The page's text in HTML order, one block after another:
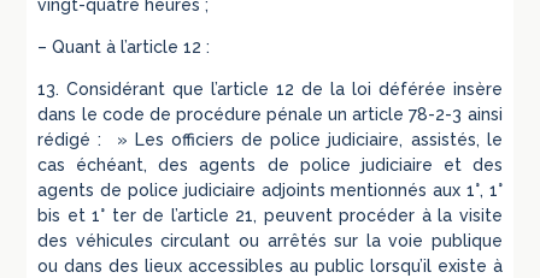
vingt-quatre heures ;
– Quant à l’article 12 :
13. Considérant que l’article 12 de la loi déférée insère
dans le code de procédure pénale un article 78-2-3 ainsi
rédigé : » Les officiers de police judiciaire, assistés, le
cas échéant, des agents de police judiciaire et des
agents de police judiciaire adjoints mentionnés aux 1°, 1°
bis et 1° ter de l’article 21, peuvent procéder à la visite
des véhicules circulant ou arrêtés sur la voie publique
ou dans des lieux accessibles au public lorsqu’il existe à